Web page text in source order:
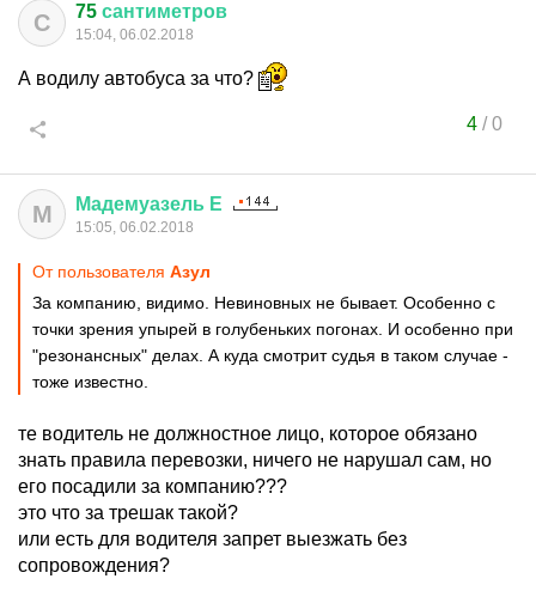
С 75 сантиметров
15:04, 06.02.2018
А водилу автобуса за что?
4/0
М Мадемуазель Е
15:05, 06.02.2018
От пользователя Азул
За компанию, видимо. Невиновных не бывает. Особенно с
точки зрения упырей в голубеньких погонах. И особенно при
"резонансных" делах. А куда смотрит судья в таком случае -
тоже известно.
те водитель не должностное лицо, которое обязано
знать правила перевозки, ничего не нарушал сам, но
его посадили за компанию???
это что за трешак такой?
или есть для водителя запрет выезжать без
сопровождения?